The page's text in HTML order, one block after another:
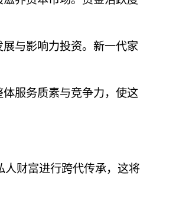
与影响力投资。新一代家
服务质素与竞争力，使这
财富进行跨代传承，这将